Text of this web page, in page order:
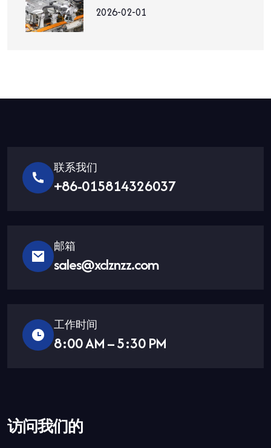
2026-02-01
联系我们
+86-015814326037
邮箱
sales@xclznzz.com
工作时间
8:00 AM – 5:30 PM
访问我们的